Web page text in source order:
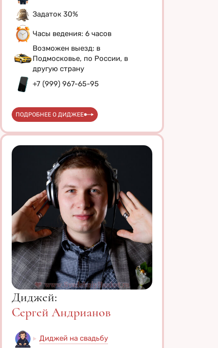
Задаток 30%
Часы ведения: 6 часов
Возможен выезд: в
Подмосковье, по России, в
другую страну
+7 (999) 967-65-95
ПОДРОБНЕЕ О ДИДЖЕЕ
Диджей:
Сергей Андрианов
Диджей на свадьбу